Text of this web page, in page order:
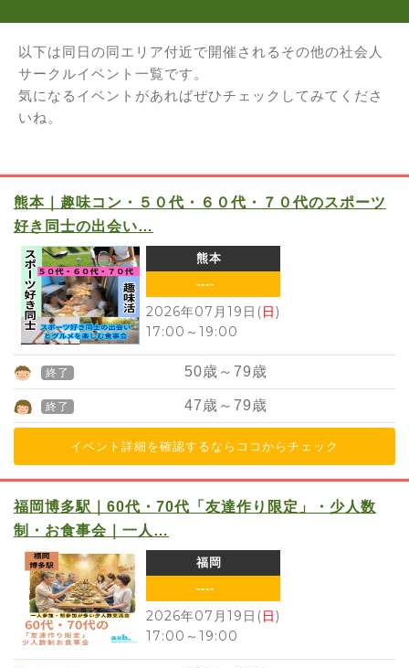
以下は同日の同エリア付近で開催されるその他の社会人
サークルイベント一覧です。
気になるイベントがあればぜひチェックしてみてくださ
いね。
熊本｜趣味コン・５０代・６０代・７０代のスポーツ
好き同士の出会い…
熊本
----
2026年07月19日(日)
17:00 ～ 19:00
終了 50歳～79歳
終了 47歳～79歳
イベント詳細を確認するならココからチェック
福岡博多駅｜60代・70代「友達作り限定」・少人数
制・お食事会｜一人…
福岡
----
2026年07月19日(日)
17:00 ～ 19:00